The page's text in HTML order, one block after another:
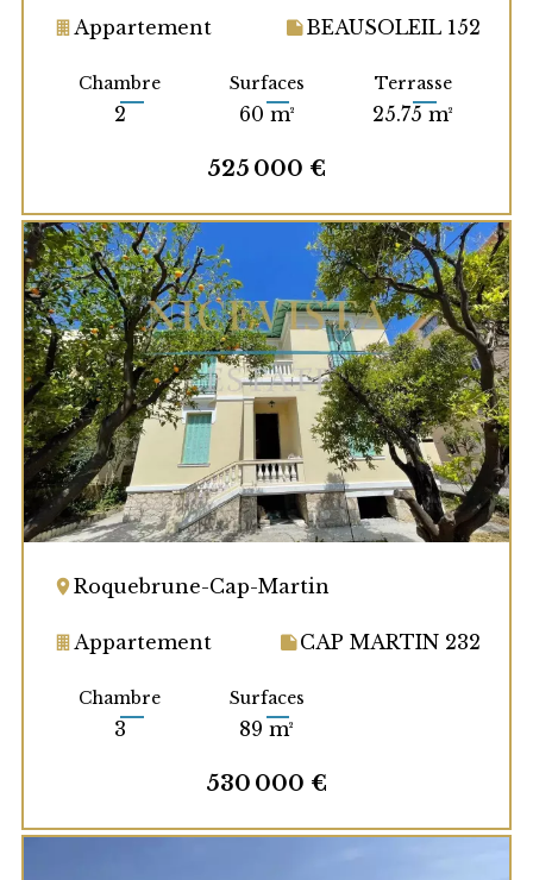
Appartement BEAUSOLEIL 152
Chambre
2
Surfaces
60 m²
Terrasse
25.75 m²
525 000 €
Roquebrune-Cap-Martin
Appartement CAP MARTIN 232
Chambre
3
Surfaces
89 m²
530 000 €